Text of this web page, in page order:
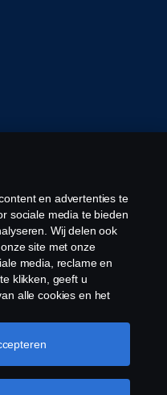
en advertenties te
sociale media te bieden
Wij delen ook
site met onze
media, reclame en
klikken, geeft u
alle cookies en het
en de
accepteren. Voor een